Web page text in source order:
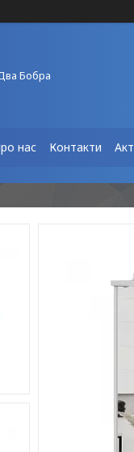
Бобра
нас Контакти